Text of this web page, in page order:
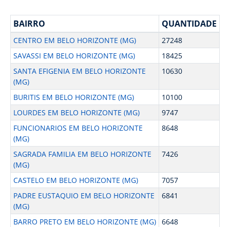
BAIRRO QUANTIDADE
CENTRO EM BELO HORIZONTE (MG)
27248
SAVASSI EM BELO HORIZONTE (MG)
18425
SANTA EFIGENIA EM BELO HORIZONTE
(MG)
10630
BURITIS EM BELO HORIZONTE (MG)
10100
LOURDES EM BELO HORIZONTE (MG)
9747
FUNCIONARIOS EM BELO HORIZONTE
(MG)
8648
SAGRADA FAMILIA EM BELO HORIZONTE
(MG)
7426
CASTELO EM BELO HORIZONTE (MG)
7057
PADRE EUSTAQUIO EM BELO HORIZONTE
(MG)
6841
BARRO PRETO EM BELO HORIZONTE (MG) 6648